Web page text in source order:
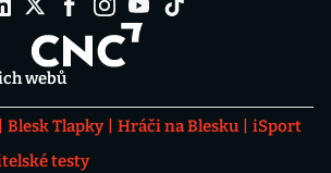
webů
Blesk Tlapky Hráči na Blesku
iSport
testy